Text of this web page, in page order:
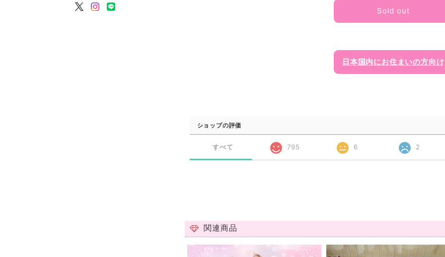
Sold out
日本国内にお住まいの方向け
ショップの評価
すべて 795 6 2
関連商品